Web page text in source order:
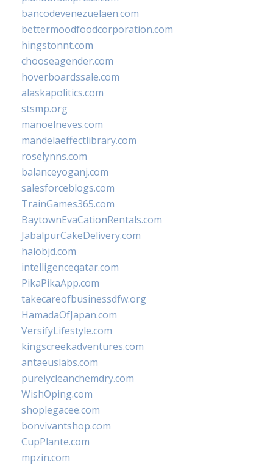
bancodevenezuelaen.com
bettermoodfoodcorporation.com
hingstonnt.com
chooseagender.com
hoverboardssale.com
alaskapolitics.com
stsmp.org
manoelneves.com
mandelaeffectlibrary.com
roselynns.com
balanceyoganj.com
salesforceblogs.com
TrainGames365.com
BaytownEvaCationRentals.com
JabalpurCakeDelivery.com
halobjd.com
intelligenceqatar.com
PikaPikaApp.com
takecareofbusinessdfw.org
HamadaOfJapan.com
VersifyLifestyle.com
kingscreekadventures.com
antaeuslabs.com
purelycleanchemdry.com
WishOping.com
shoplegacee.com
bonvivantshop.com
CupPlante.com
mpzin.com